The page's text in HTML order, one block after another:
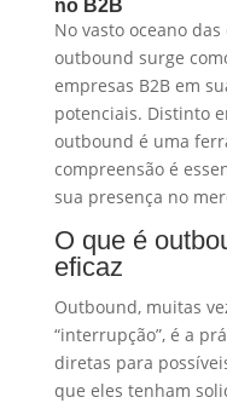
no B2B
No vasto oceano
outbound surge
empresas B2B em
potenciais. Distinto
outbound é uma
compreensão é
sua presença no
O que é
eficaz
Outbound, muitas
“interrupção”, é a
diretas para
que eles tenham